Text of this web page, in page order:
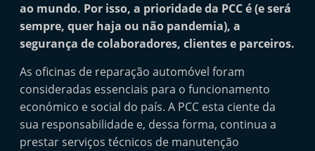
i
n
e
p
e
n
ao mundo. Por isso, a prioridade da PCC é (e será
sempre, quer haja ou não pandemia), a
segurança de colaboradores, clientes e parceiros.
As oficinas de reparação automóvel foram
consideradas essenciais para o funcionamento
económico e social do país. A PCC esta ciente da
sua responsabilidade e, dessa forma, continua a
prestar serviços técnicos de manutenção